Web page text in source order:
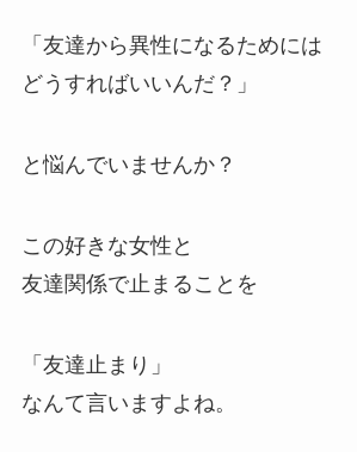
「友達から異性になるためには
どうすればいいんだ？」
と悩んでいませんか？
この好きな女性と
友達関係で止まることを
「友達止まり」
なんて言いますよね。